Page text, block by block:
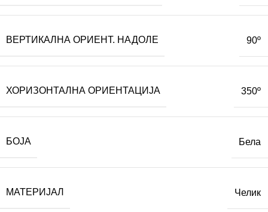
ВЕРТИКАЛНА ОРИЕНТ. НАДОЛЕ 90º
ХОРИЗОНТАЛНА ОРИЕНТАЦИЈА 350º
БОЈА Бела
МАТЕРИЈАЛ Челик